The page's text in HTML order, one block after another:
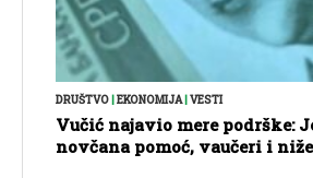
DRUŠTVO|EKONOMIJA|VESTI
Vučić najavio mere podrške:
novčana pomoć, vaučeri i